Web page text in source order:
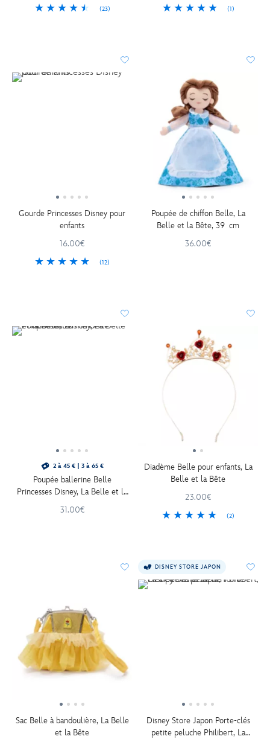
(23) (1)
Gourde Princesses Disney pour
enfants
16.00€
(12)
Poupée de chiffon Belle, La
Belle et la Bête, 39 cm
36.00€
2 à 45 € | 3 à 65 €
Poupée ballerine Belle
Princesses Disney, La Belle et la
31.00€
Diadème Belle pour enfants, La
Belle et la Bête
23.00€
(2)
Sac Belle à bandoulière, La Belle
et la Bête
DISNEY STORE JAPON
Disney Store Japon Porte-clés
petite peluche Philibert, La